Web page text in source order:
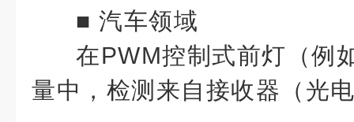
■ 汽车领域
在PWM控制式前灯（例
量中，检测来自接收器（光